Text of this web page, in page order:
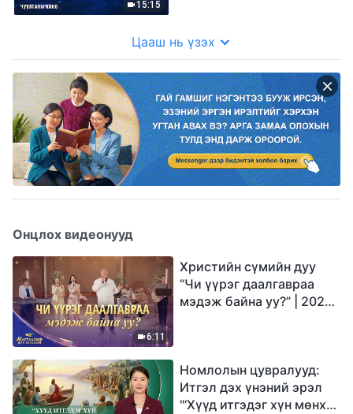
15:15
Цааш нь үзэх
Онцлох видеонууд
6:11
Христийн сүмийн дуу
“Чи үүрэг даалгавраа
мэдэж байна уу?” | 2026
Номлолын цувралууд:
Итгэл дэх үнэний эрэл
"‘Хүүд итгэдэг хүн мөнх